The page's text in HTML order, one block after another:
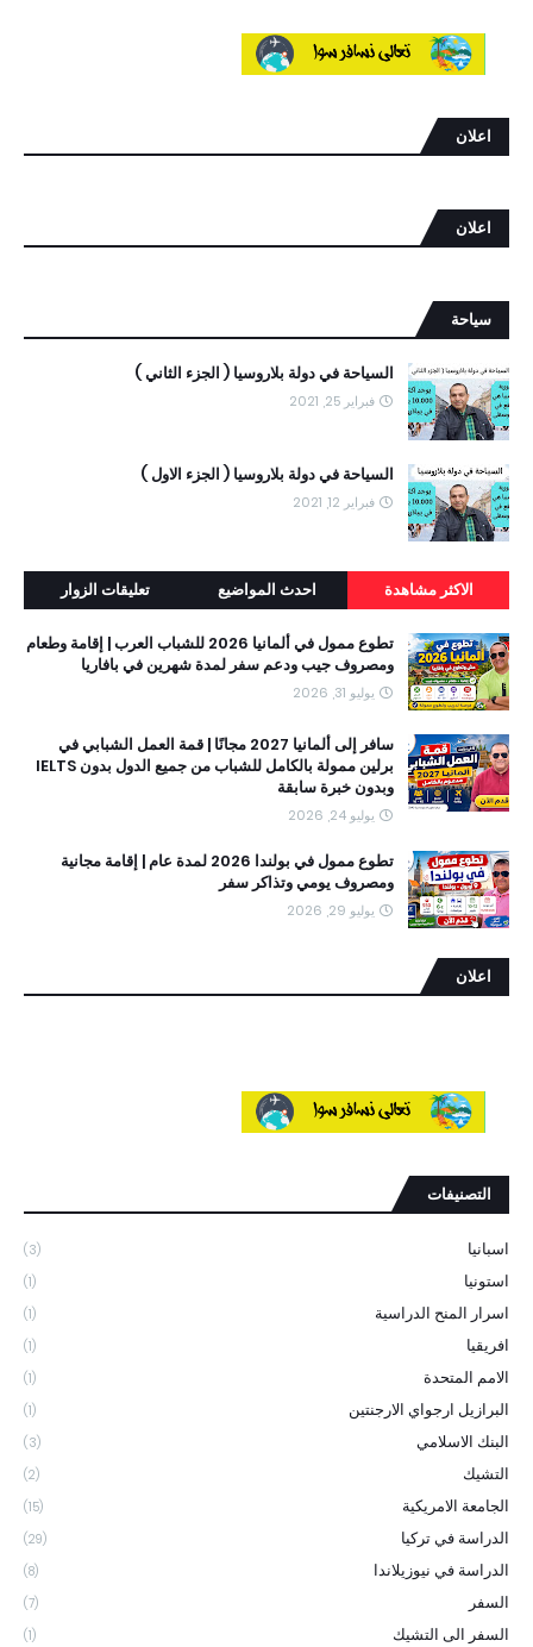
اعلان
اعلان
سياحة
السياحة في دولة بلاروسيا ( الجزء الثاني )
فبراير 25, 2021
السياحة في دولة بلاروسيا ( الجزء الاول )
فبراير 12, 2021
الاكثر مشاهدة احدث المواضيع تعليقات الزوار
تطوع ممول في ألمانيا 2026 للشباب العرب | إقامة وطعام
ومصروف جيب ودعم سفر لمدة شهرين في بافاريا
يوليو 31, 2026
سافر إلى ألمانيا 2027 مجانًا | قمة العمل الشبابي في
برلين ممولة بالكامل للشباب من جميع الدول بدون IELTS
وبدون خبرة سابقة
يوليو 24, 2026
تطوع ممول في بولندا 2026 لمدة عام | إقامة مجانية
ومصروف يومي وتذاكر سفر
يوليو 29, 2026
اعلان
التصنيفات
اسبانيا (3)
استونيا (1)
اسرار المنح الدراسية (1)
افريقيا (1)
الامم المتحدة (1)
البرازيل ارجواي الارجنتين (1)
البنك الاسلامي (3)
التشيك (2)
الجامعة الامريكية (15)
الدراسة في تركيا (29)
الدراسة في نيوزيلاندا (8)
السفر (7)
السفر الى التشيك (1)